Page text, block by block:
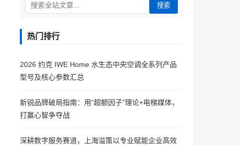
搜索
热门排行
2026 约克 IWE Home 水生态中央空调全系列产品
型号及核心参数汇总
新锐品牌破局指南：用“超额因子”理论+电梯媒体，
打赢心智争夺战
深耕数字服务赛道，上海溢策以专业赋能企业高效